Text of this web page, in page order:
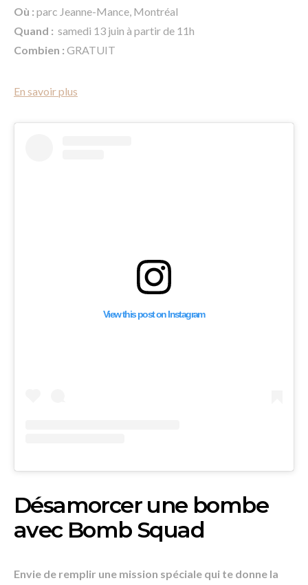
Où : parc Jeanne-Mance, Montréal
Quand : samedi 13 juin à partir de 11h
Combien : GRATUIT
En savoir plus
View this post on Instagram
Désamorcer une bombe
avec Bomb Squad
Envie de remplir une mission spéciale qui te donne la